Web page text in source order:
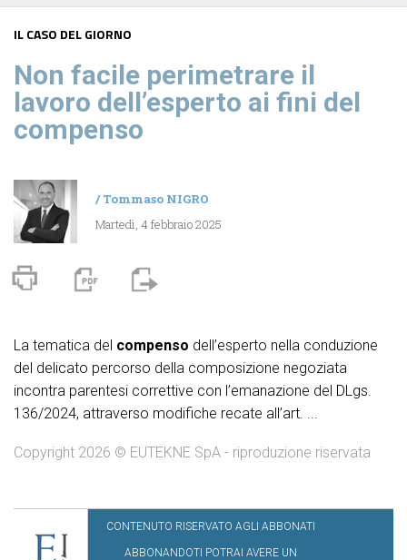
IL CASO DEL GIORNO
Non facile perimetrare il
lavoro dell’esperto ai fini del
compenso
/Tommaso NIGRO
Martedì, 4 febbraio 2025
La tematica del compenso dell’esperto nella conduzione
del delicato percorso della composizione negoziata
incontra parentesi correttive con l’emanazione del DLgs.
136/2024, attraverso modifiche recate all’art. ...
Copyright 2026 © EUTEKNE SpA - riproduzione riservata
CONTENUTO RISERVATO AGLI ABBONATI
ABBONANDOTI POTRAI AVERE UN